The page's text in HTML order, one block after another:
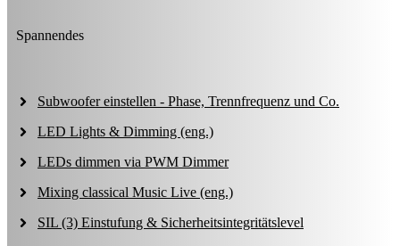
Spannendes
Subwoofer einstellen - Phase, Trennfrequenz und Co.
LED Lights & Dimming (eng.)
LEDs dimmen via PWM Dimmer
Mixing classical Music Live (eng.)
SIL (3) Einstufung & Sicherheitsintegritätslevel